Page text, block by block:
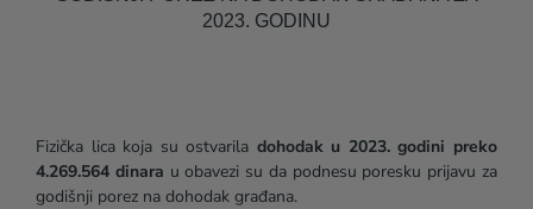
2023. GODINU
Fizička lica koja su ostvarila dohodak u 2023. godini preko
4.269.564 dinara u obavezi su da podnesu poresku prijavu za
godišnji porez na dohodak građana.